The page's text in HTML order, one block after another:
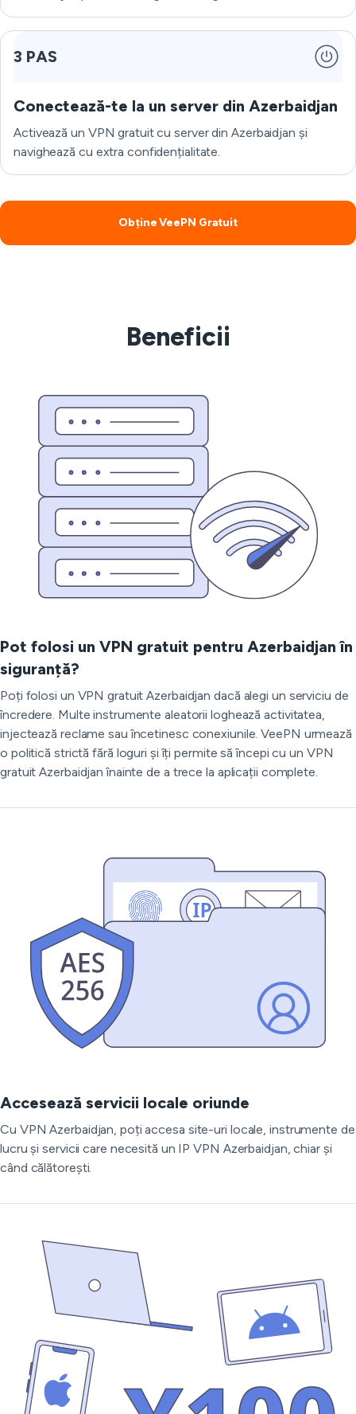
3 PAS
Conectează-te la un server din Azerbaidjan
Activează un VPN gratuit cu server din Azerbaidjan și
navighează cu extra confidențialitate.
Obține VeePN Gratuit
Beneficii
Pot folosi un VPN gratuit pentru Azerbaidjan în
siguranță?
Poți folosi un VPN gratuit Azerbaidjan dacă alegi un serviciu de
încredere. Multe instrumente aleatorii loghează activitatea,
injectează reclame sau încetinesc conexiunile. VeePN urmează
o politică strictă fără loguri și îți permite să începi cu un VPN
gratuit Azerbaidjan înainte de a trece la aplicații complete.
Accesează servicii locale oriunde
Cu VPN Azerbaidjan, poți accesa site-uri locale, instrumente de
lucru și servicii care necesită un IP VPN Azerbaidjan, chiar și
când călătorești.